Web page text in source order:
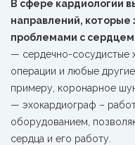
В сфере кардиологии
направлений,
проблемами с
— сердечно-сосудистые
операции и любые
примеру, коронарное
— эхокардиограф –
оборудованием,
сердца и его работу.